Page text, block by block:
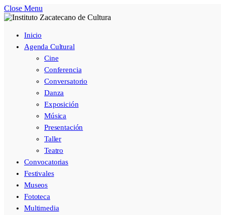
Close Menu
Inicio
Agenda Cultural
Cine
Conferencia
Conversatorio
Danza
Exposición
Música
Presentación
Taller
Teatro
Convocatorias
Festivales
Museos
Fototeca
Multimedia